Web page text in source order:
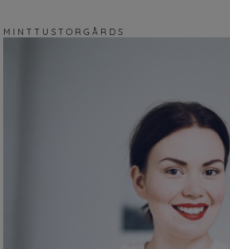
M I N T T U S T O R G Å R D S